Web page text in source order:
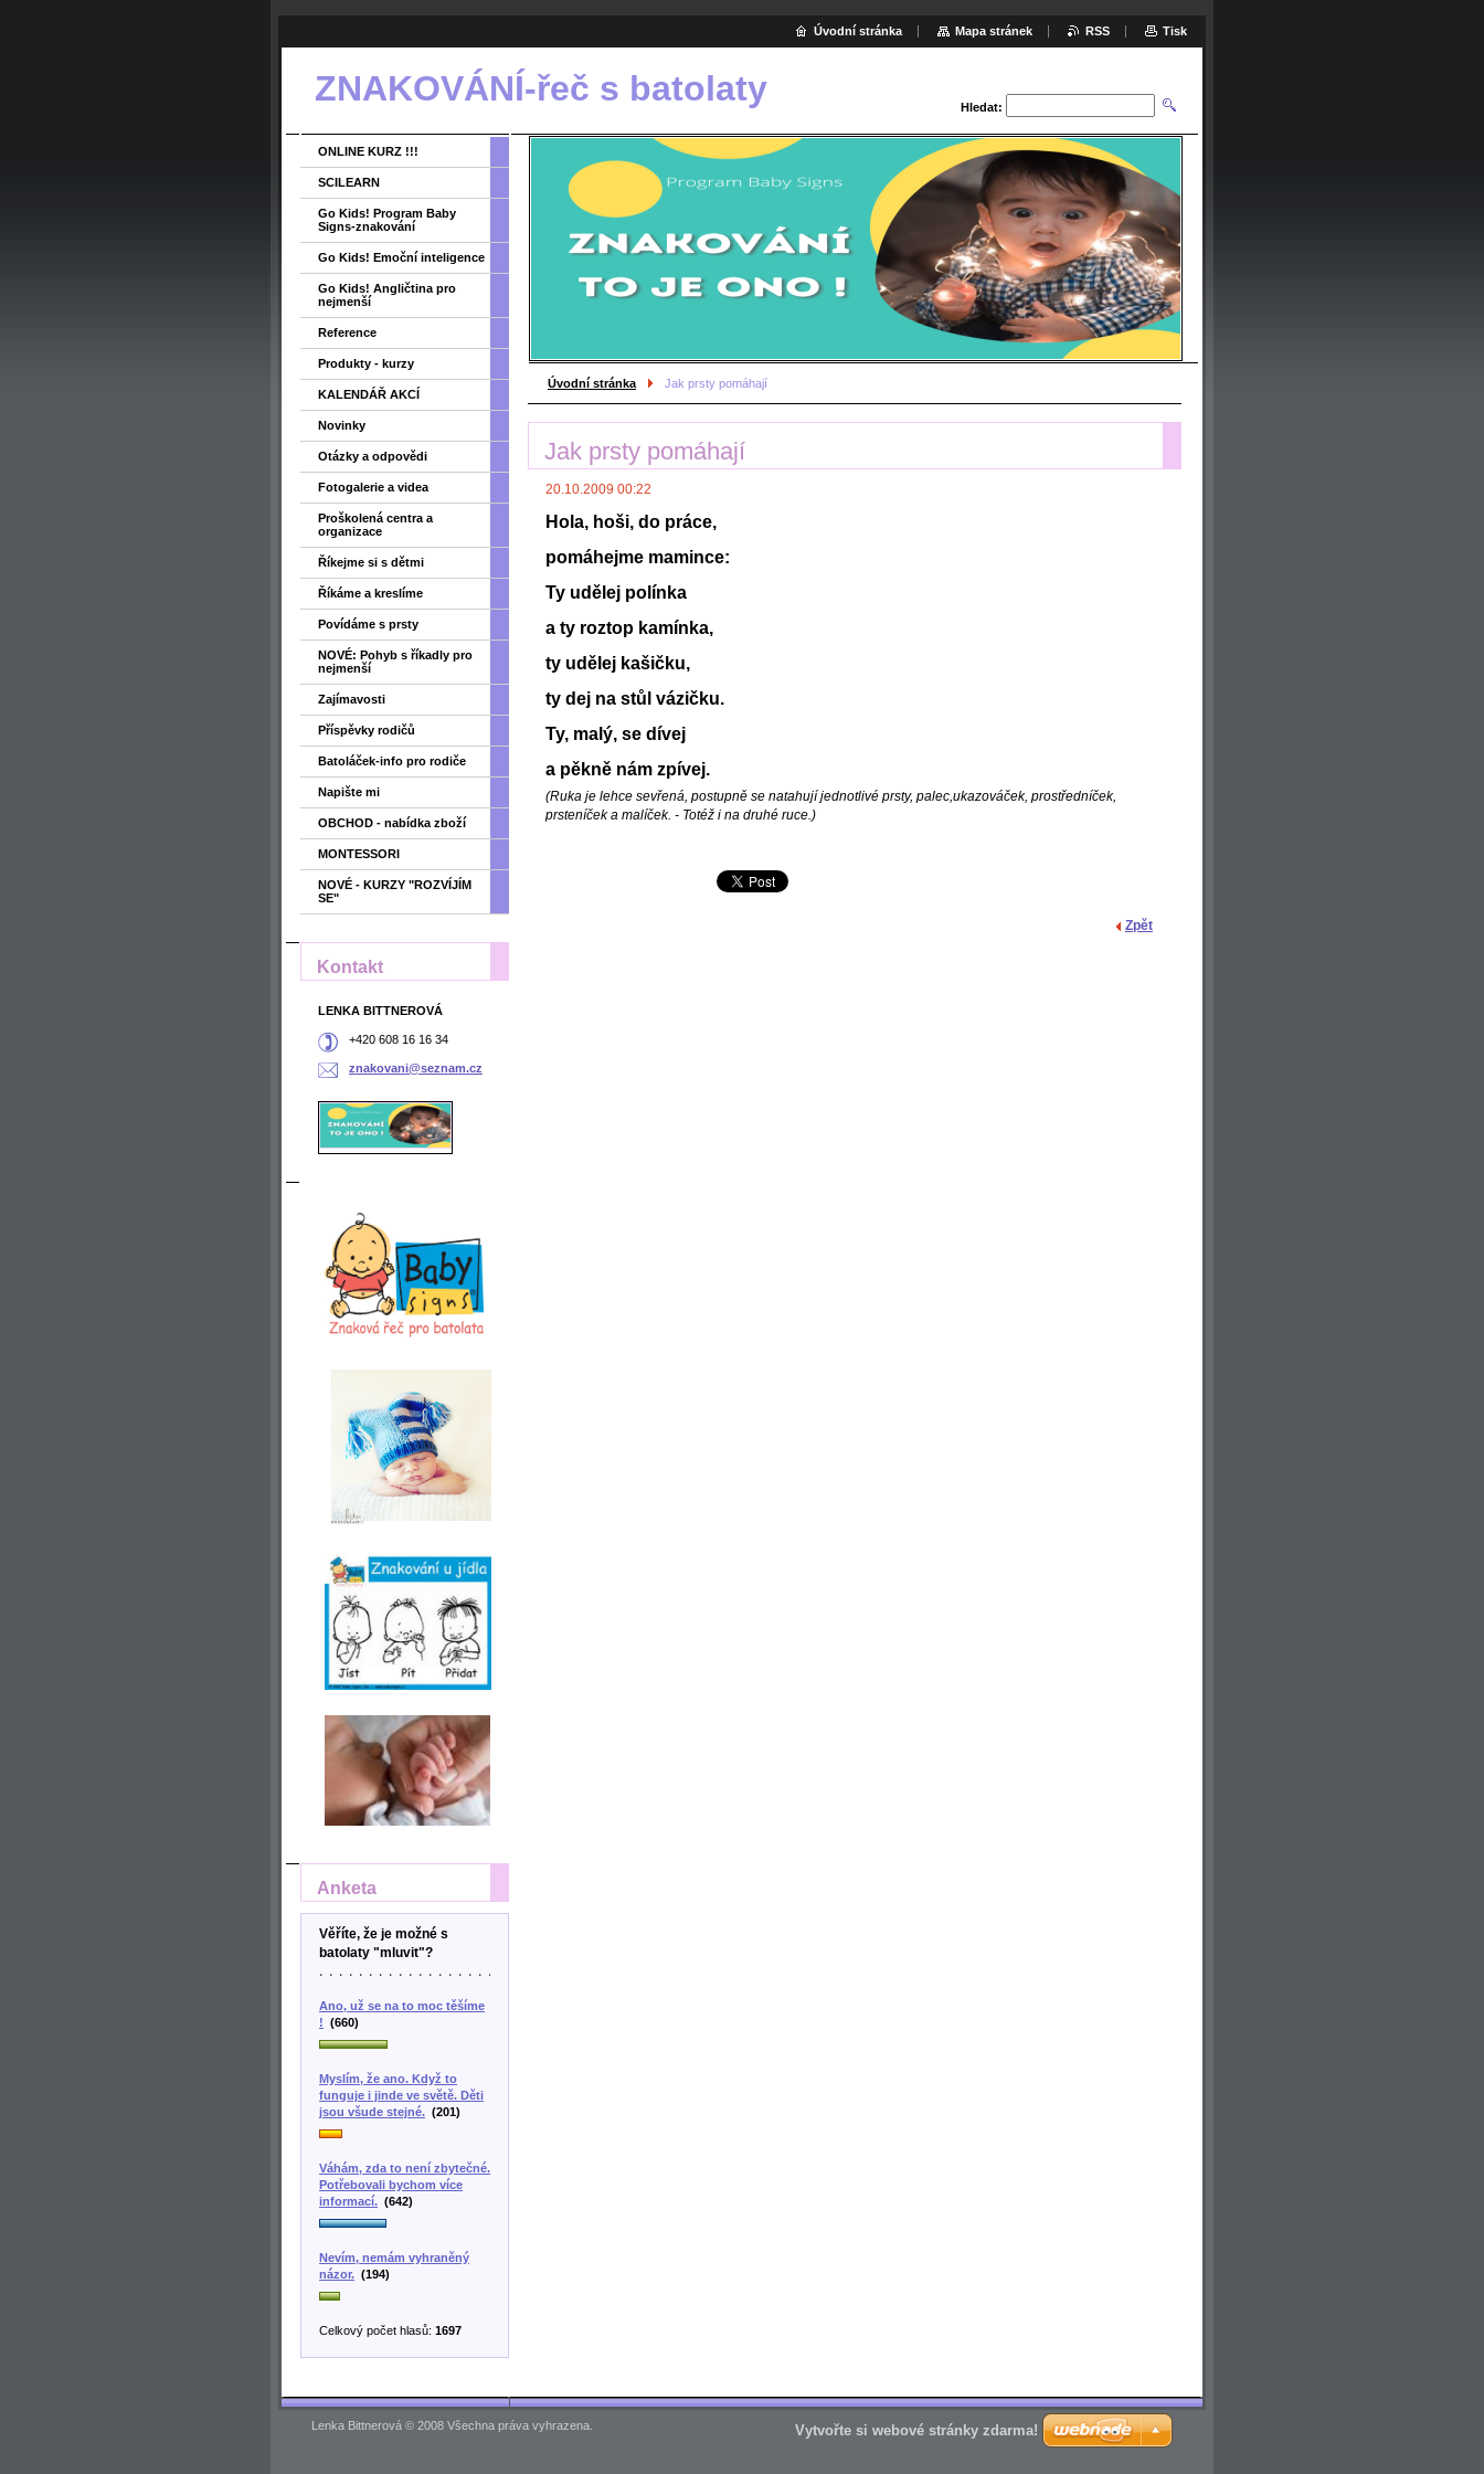
ZNAKOVÁNÍ-řeč s batolaty Hledat:
Úvodní stránka Jak prsty pomáhají
Jak prsty pomáhají
20.10.2009 00:22
Hola, hoši, do práce,
pomáhejme mamince:
Ty udělej polínka
a ty roztop kamínka,
ty udělej kašičku,
ty dej na stůl vázičku.
Ty, malý, se dívej
a pěkně nám zpívej.
(Ruka je lehce sevřená, postupně se natahují jednotlivé prsty, palec,ukazováček, prostředníček,
prsteníček a malíček. - Totéž i na druhé ruce.)
Zpět
ONLINE KURZ !!!
SCILEARN
Go Kids! Program Baby
Signs-znakování
Go Kids! Emoční inteligence
Go Kids! Angličtina pro
nejmenší
Reference
Produkty - kurzy
KALENDÁŘ AKCÍ
Novinky
Otázky a odpovědi
Fotogalerie a videa
Proškolená centra a
organizace
Říkejme si s dětmi
Říkáme a kreslíme
Povídáme s prsty
NOVÉ: Pohyb s říkadly pro
nejmenší
Zajímavosti
Příspěvky rodičů
Batoláček-info pro rodiče
Napište mi
OBCHOD - nabídka zboží
MONTESSORI
NOVÉ - KURZY "ROZVÍJÍM
SE"
Kontakt
LENKA BITTNEROVÁ
+420 608 16 16 34
znakovani@seznam.cz
Anketa
Věříte, že je možné s
batolaty "mluvit"?
Ano, už se na to moc těšíme
! (660)
Myslím, že ano. Když to
funguje i jinde ve světě. Děti
jsou všude stejné. (201)
Váhám, zda to není zbytečné.
Potřebovali bychom více
informací. (642)
Nevím, nemám vyhraněný
názor. (194)
Celkový počet hlasů: 1697
Úvodní stránka Mapa stránek RSS Tisk
Lenka Bittnerová © 2008 Všechna práva vyhrazena. Vytvořte si webové stránky zdarma!